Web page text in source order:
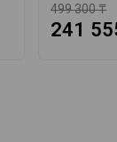
499 300 ₸
241